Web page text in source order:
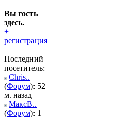
Вы гость
здесь.
+
регистрация
Последний
посетитель:
Chris..
(Форум): 52
м. назад
МаксВ..
(Форум): 1